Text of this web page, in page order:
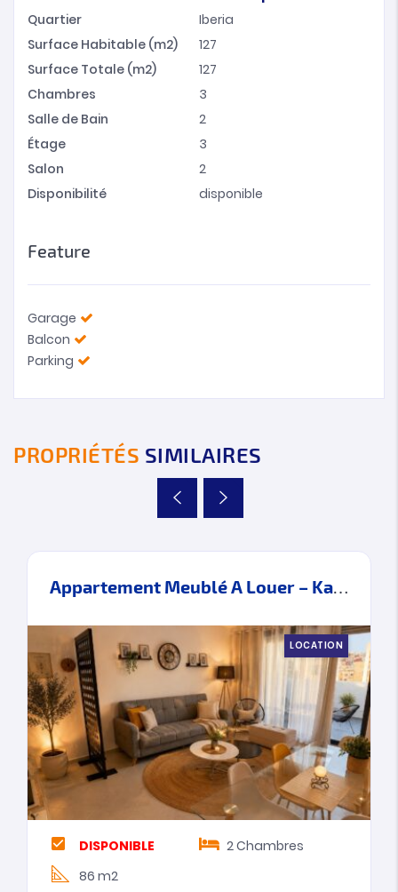
Quartier
Iberia
Surface Habitable (m2)
127
Surface Totale (m2)
127
Chambres
3
Salle de Bain
2
Étage
3
Salon
2
Disponibilité
disponible
Feature
Garage
Balcon
Parking
PROPRIÉTÉS SIMILAIRES
Appartement Meublé A Louer – Kawacim – Tanger
LOCATION
DISPONIBLE 2Chambres
86 m2